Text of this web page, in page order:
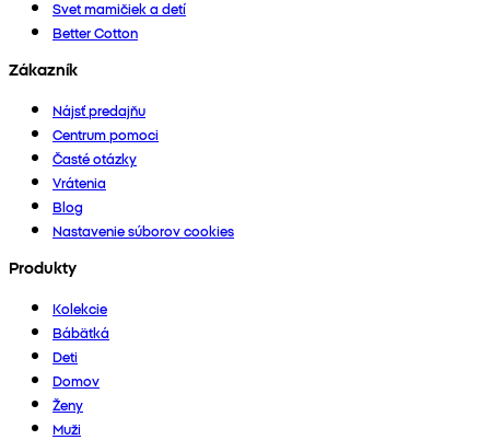
Svet mamičiek a detí
Better Cotton
Zákazník
Nájsť predajňu
Centrum pomoci
Časté otázky
Vrátenia
Blog
Nastavenie súborov cookies
Produkty
Kolekcie
Bábätká
Deti
Domov
Ženy
Muži